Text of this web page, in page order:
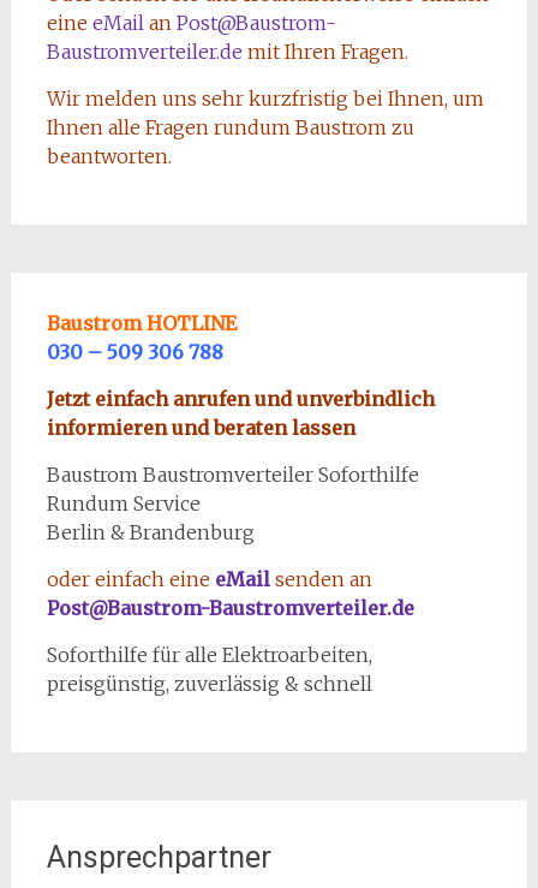
eine eMail an Post@Baustrom-
Baustromverteiler.de mit Ihren Fragen.
Wir melden uns sehr kurzfristig bei Ihnen, um
Ihnen alle Fragen rundum Baustrom zu
beantworten.
Baustrom HOTLINE
030 – 509 306 788
Jetzt einfach anrufen und unverbindlich
informieren und beraten lassen
Baustrom Baustromverteiler Soforthilfe
Rundum Service
Berlin & Brandenburg
oder einfach eine eMailsenden an
Post@Baustrom-Baustromverteiler.de
Soforthilfe für alle Elektroarbeiten,
preisgünstig, zuverlässig & schnell
Ansprechpartner